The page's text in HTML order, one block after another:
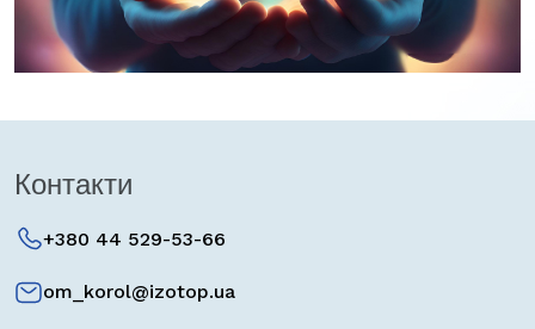
Контакти
+380 44 529-53-66
om_korol@izotop.ua